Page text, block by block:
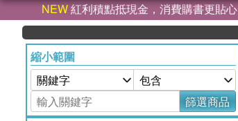
NEW紅利積點抵現金，消費購書更貼心
縮小範圍
篩選商品